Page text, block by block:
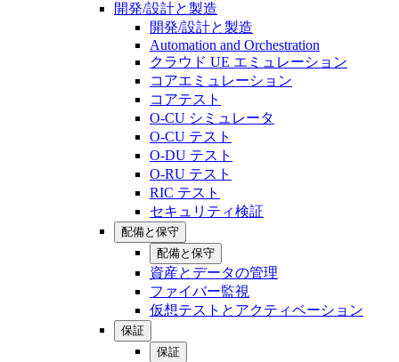
開発/設計と製造
開発/設計と製造
Automation and Orchestration
クラウド UE エミュレーション
コアエミュレーション
コアテスト
O-CU シミュレータ
O-CU テスト
O-DU テスト
O-RU テスト
RIC テスト
セキュリティ検証
配備と保守
配備と保守
資産とデータの管理
ファイバー監視
仮想テストとアクティベーション
保証
保証